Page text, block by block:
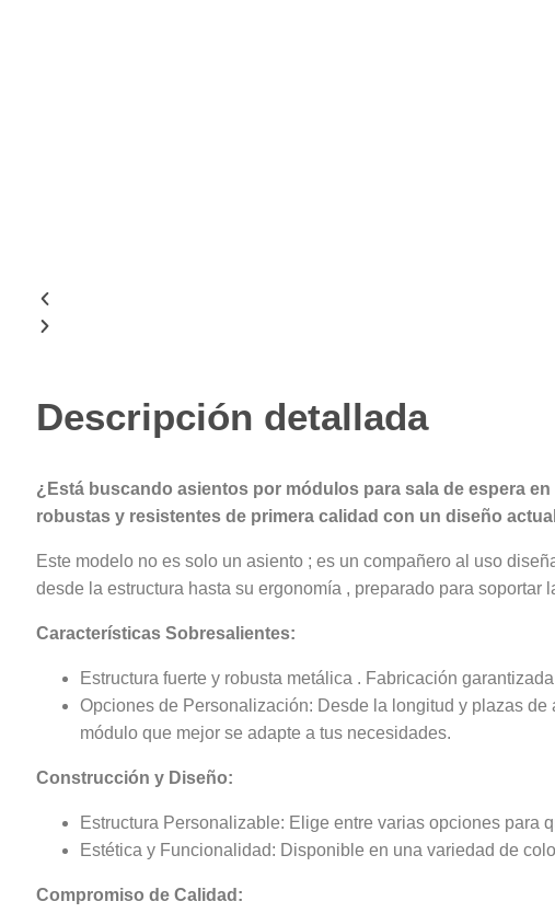
Descripción detallada
¿Está buscando asientos por módulos para sala de espera
robustas y resistentes de primera calidad con un diseño
Este modelo no es solo un asiento ; es un compañero al uso
desde la estructura hasta su ergonomía , preparado para
Características Sobresalientes:
Estructura fuerte y robusta metálica . Fabricación
Opciones de Personalización: Desde la longitud y plazas
módulo que mejor se adapte a tus necesidades.
Construcción y Diseño:
Estructura Personalizable: Elige entre varias opciones para
Estética y Funcionalidad: Disponible en una variedad de
Compromiso de Calidad: